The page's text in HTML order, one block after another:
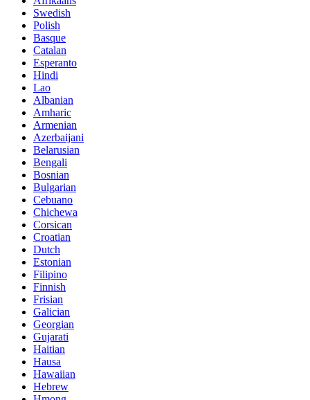
Swedish
Polish
Basque
Catalan
Esperanto
Hindi
Lao
Albanian
Amharic
Armenian
Azerbaijani
Belarusian
Bengali
Bosnian
Bulgarian
Cebuano
Chichewa
Corsican
Croatian
Dutch
Estonian
Filipino
Finnish
Frisian
Galician
Georgian
Gujarati
Haitian
Hausa
Hawaiian
Hebrew